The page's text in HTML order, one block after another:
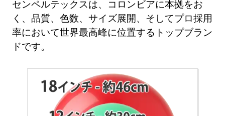
センペルテックスは、コロンビアに本拠をお
く、品質、色数、サイズ展開、そしてプロ採用
率において世界最高峰に位置するトップブラン
ドです。